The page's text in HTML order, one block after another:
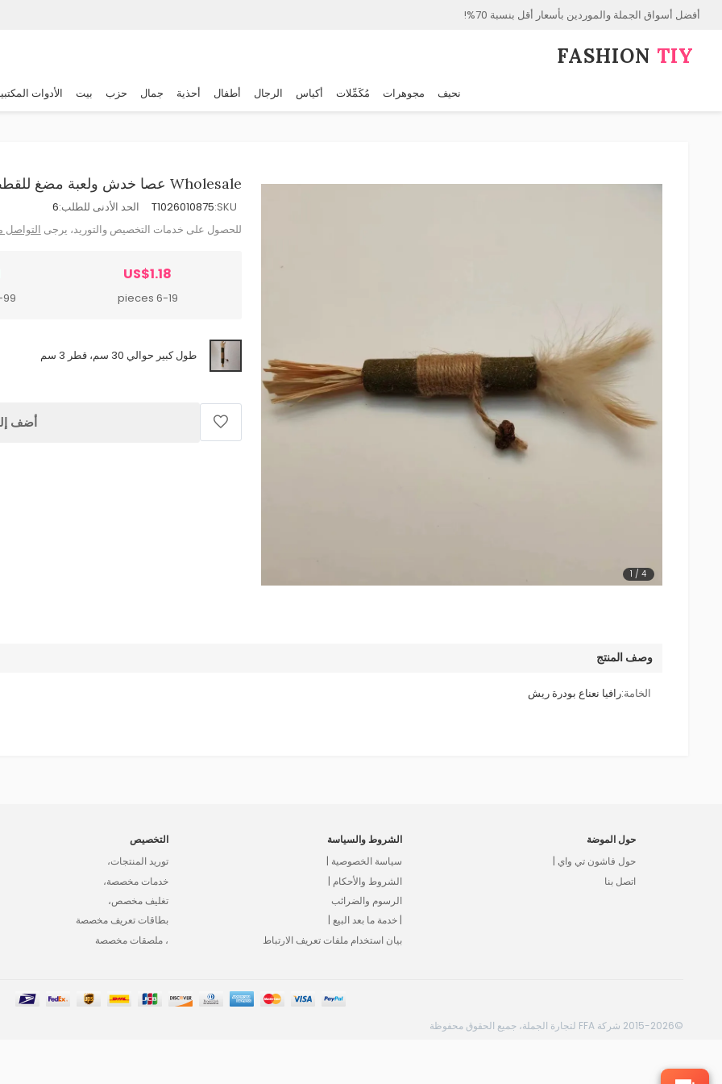
أفضل أسواق الجملة والموردين بأسعار أقل بنسبة 70%!
FASHION⁠ TIY
نحيف مجوهرات مُكَمِّلات أكياس الرجال أطفال أحذية جمال حزب بيت الأدوات
1 /4
Wholesale عصا خدش ولعبة مضغ للقطط بنكهة النعناع
SKU:
T1026010875 الحد الأدنى للطلب:6
للحصول على خدمات التخصيص والتوريد، يرجى التواصل
US$1.18
6-19 pieces
طول كبير حوالي 30 سم، قطر 3 سم
أضف
وصف المنتج
الخامة:رافيا نعناع بودرة ريش
حول الموضة
حول فاشون تي واي |
اتصل بنا
الشروط والسياسة
سياسة الخصوصية |
الشروط والأحكام |
الرسوم والضرائب
| خدمة ما بعد البيع |
بيان استخدام ملفات تعريف الارتباط
التخصيص
توريد المنتجات،
خدمات مخصصة،
تغليف مخصص،
بطاقات تعريف مخصصة
، ملصقات مخصصة
©2015-2026 شركة FFA لتجارة الجملة، جميع الحقوق محفوظة